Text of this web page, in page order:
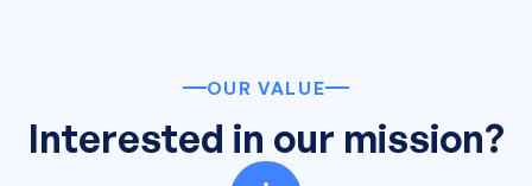
OUR VALUE
Interested in our mission?